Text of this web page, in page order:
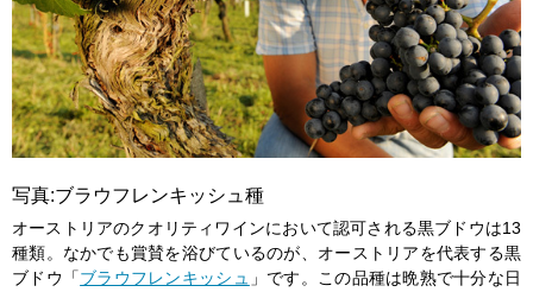
写真:ブラウフレンキッシュ種
オーストリアのクオリティワインにおいて認可される黒ブドウは13
種類。なかでも賞賛を浴びているのが、オーストリアを代表する黒
ブドウ「ブラウフレンキッシュ 」です。この品種は晩熟で十分な日